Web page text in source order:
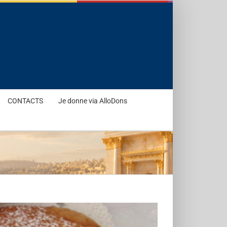
CONTACTS Je donne via AlloDons